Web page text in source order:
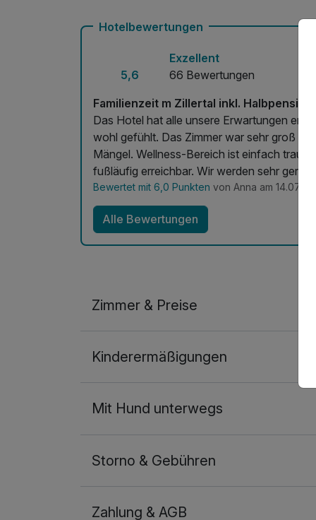
Hotelbewertungen
5,6
Exzellent
66 Bewertungen
Familienzeit m Zillertal inkl. Halbpension
Das Hotel hat alle unsere Erwartungen
wohl gefühlt. Das Zimmer war sehr groß
Mängel. Wellness-Bereich ist einfach
fußläufig erreichbar. Wir werden sehr gerne
Bewertet mit 6,0 Punkten von Anna am
Alle Bewertungen
Zimmer & Preise
2 Erwachsene
Kinderermäßigungen
Mit Hund unterwegs
Storno & Gebühren
Zahlung & AGB